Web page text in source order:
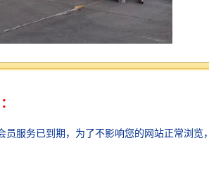
：包括格栅、沉砂池等，用于去除大
保护后续处理设备。
统**：常采用活性污泥法、生物膜法